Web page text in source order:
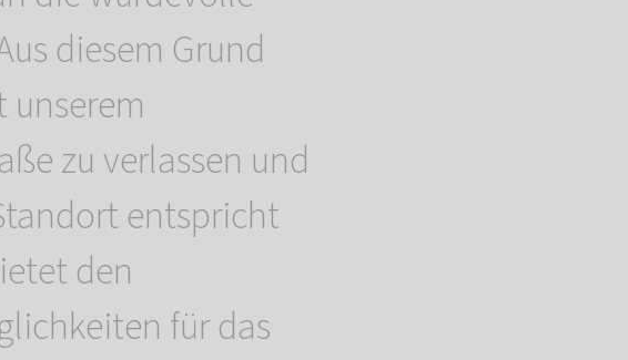
diesem Grund
zu verlassen und
entspricht
den
für das